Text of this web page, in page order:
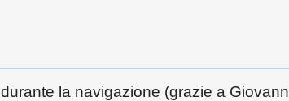
durante la navigazione (grazie a